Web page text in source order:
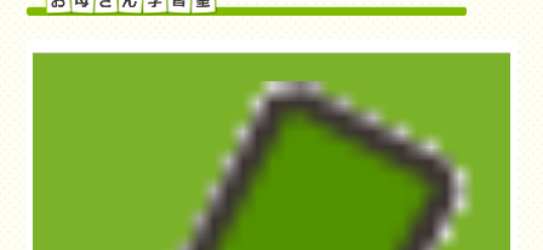
ロボット教室(小学・中学)